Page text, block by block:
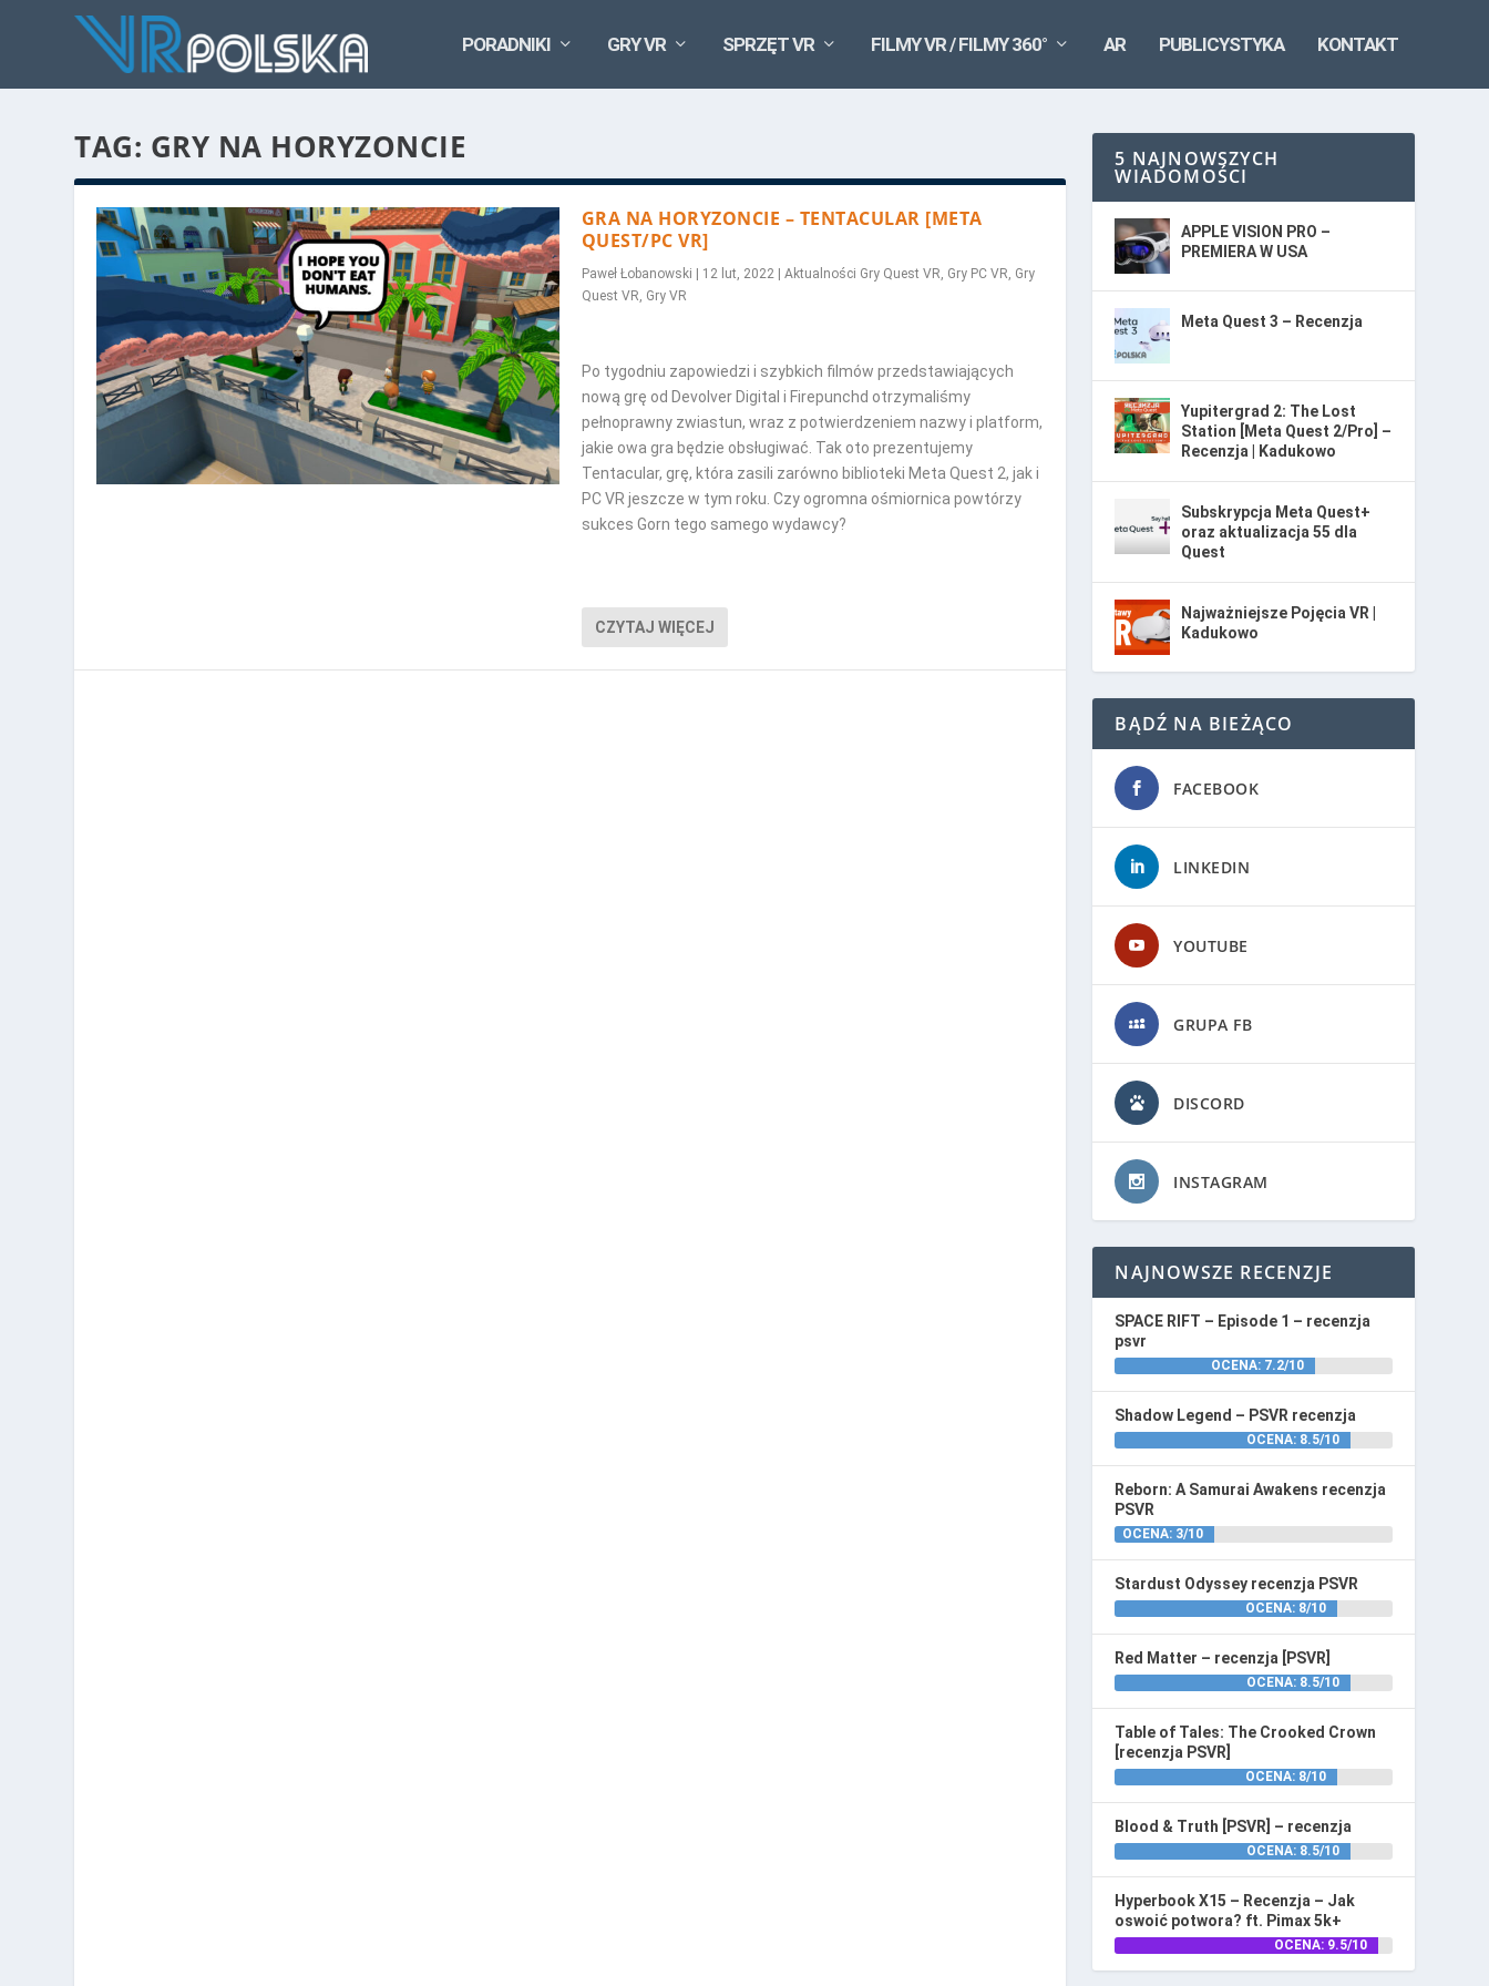
PORADNIKI GRY VR SPRZĘT VR FILMY VR / FILMY 360° AR PUBLICYSTYKA KONTAKT
TAG: GRY NA HORYZONCIE
GRA NA HORYZONCIE – TENTACULAR [META
QUEST/PC VR]
Paweł Łobanowski 12 lut, 2022| Aktualności Gry Quest VR, Gry PC VR, Gry
Quest VR, Gry VR
Po tygodniu zapowiedzi i szybkich filmów przedstawiających
nową grę od Devolver Digital i Firepunchd otrzymaliśmy
pełnoprawny zwiastun, wraz z potwierdzeniem nazwy i platform,
jakie owa gra będzie obsługiwać. Tak oto prezentujemy
Tentacular, grę, która zasili zarówno biblioteki Meta Quest 2, jak i
PC VR jeszcze w tym roku. Czy ogromna ośmiornica powtórzy
sukces Gorn tego samego wydawcy?
CZYTAJ WIĘCEJ
5 NAJNOWSZYCH
WIADOMOŚCI
APPLE VISION PRO –
PREMIERA W USA
Meta Quest 3 – Recenzja
Yupitergrad 2: The Lost
Station [Meta Quest 2/Pro] –
Recenzja | Kadukowo
Subskrypcja Meta Quest+
oraz aktualizacja 55 dla
Quest
Najważniejsze Pojęcia VR |
Kadukowo
BĄDŹ NA BIEŻĄCO
FACEBOOK
LINKEDIN
YOUTUBE
GRUPA FB
DISCORD
INSTAGRAM
NAJNOWSZE RECENZJE
SPACE RIFT – Episode 1 – recenzja
psvr
OCENA: 7.2/10
Shadow Legend – PSVR recenzja
OCENA: 8.5/10
Reborn: A Samurai Awakens recenzja
PSVR
OCENA: 3/10
Stardust Odyssey recenzja PSVR
OCENA: 8/10
Red Matter – recenzja [PSVR]
OCENA: 8.5/10
Table of Tales: The Crooked Crown
[recenzja PSVR]
OCENA: 8/10
Blood & Truth [PSVR] – recenzja
OCENA: 8.5/10
Hyperbook X15 – Recenzja – Jak
oswoić potwora? ft. Pimax 5k+
OCENA: 9.5/10